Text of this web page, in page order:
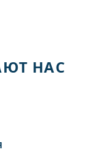
НАС